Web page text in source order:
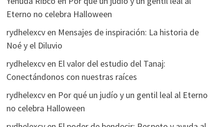
Eterno no celebra Halloween
rydhelexcven Mensajes de inspiración: La historia de
Noé y el Diluvio
rydhelexcven El valor del estudio del Tanaj:
Conectándonos con nuestras raíces
rydhelexcven Por qué un judío y un gentil leal al Eterno
no celebra Halloween